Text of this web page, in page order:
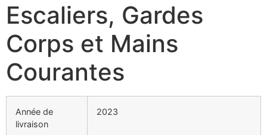
Escaliers, Gardes
Corps et Mains
Courantes
Année de
livraison
2023